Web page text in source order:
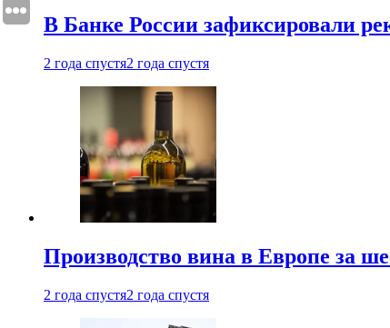
В Банке России зафиксировали
2 года спустя2 года спустя
Производство вина в Европе за
2 года спустя2 года спустя